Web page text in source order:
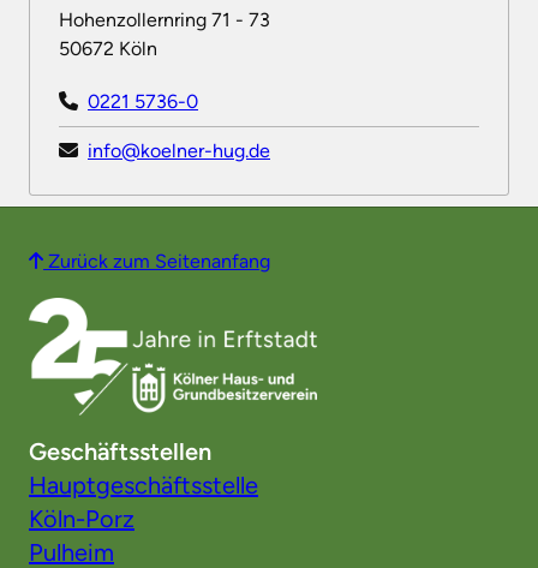
Hohenzollernring 71 - 73
50672 Köln
0221 5736-0
info@koelner-hug.de
Zurück zum Seitenanfang
Geschäftsstellen
Hauptgeschäftsstelle
Köln-Porz
Pulheim